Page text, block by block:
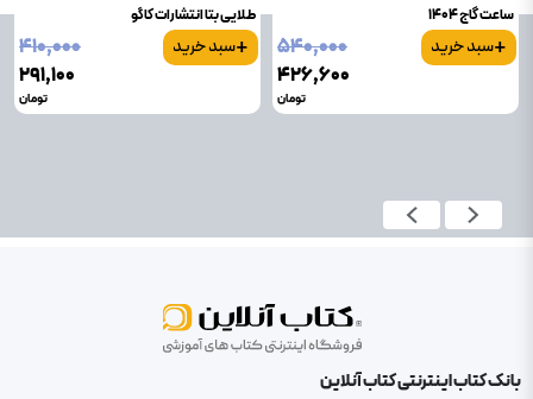
ساعت گاج 1404
+سبد خرید
۵۴۰٬۰۰۰
۴۲۶٬۶۰۰
تومان
طلایی بتا انتشارات کاگو
+سبد خرید
۴۱۰٬۰۰۰
۲۹۱٬۱۰۰
تومان
بانک کتاب اینترنتی کتاب آنلاین